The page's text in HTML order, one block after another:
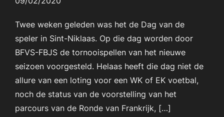
Twee weken geleden was het de Dag van de
speler in Sint-Niklaas. Op die dag worden door
BFVS-FBJS de tornooispellen van het nieuwe
seizoen voorgesteld. Helaas heeft die dag niet de
allure van een loting voor een WK of EK voetbal,
noch de status van de voorstelling van het
parcours van de Ronde van Frankrijk, […]